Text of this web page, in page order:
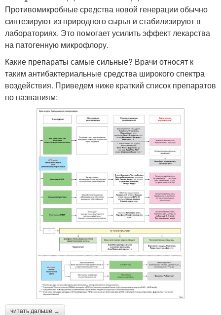
Противомикробные средства новой генерации обычно
синтезируют из природного сырья и стабилизируют в
лабораториях. Это помогает усилить эффект лекарства
на патогенную микрофлору.
Какие препараты самые сильные? Врачи относят к
таким антибактериальные средства широкого спектра
воздействия. Приведем ниже краткий список препаратов
по названиям:
читать дальше →